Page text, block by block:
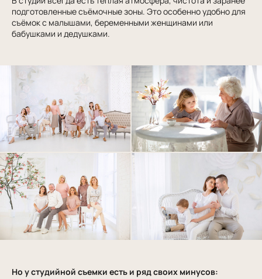
подготовленные съёмочные зоны. Это особенно удобно для
съёмок с малышами, беременными женщинами или
бабушками и дедушками.
Но у студийной съемки есть и ряд своих минусов: